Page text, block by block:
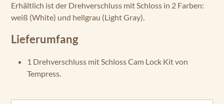
Erhältlich ist der Drehverschluss mit Schloss in 2 Farben:
weiß (White) und hellgrau (Light Gray).
Lieferumfang
1 Drehverschluss mit Schloss Cam Lock Kit von
Tempress.